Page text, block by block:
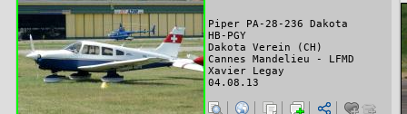
Piper PA-28-236 Dakota
HB-PGY
Dakota Verein (CH)
Cannes Mandelieu - LFMD
Xavier Legay
04.08.13